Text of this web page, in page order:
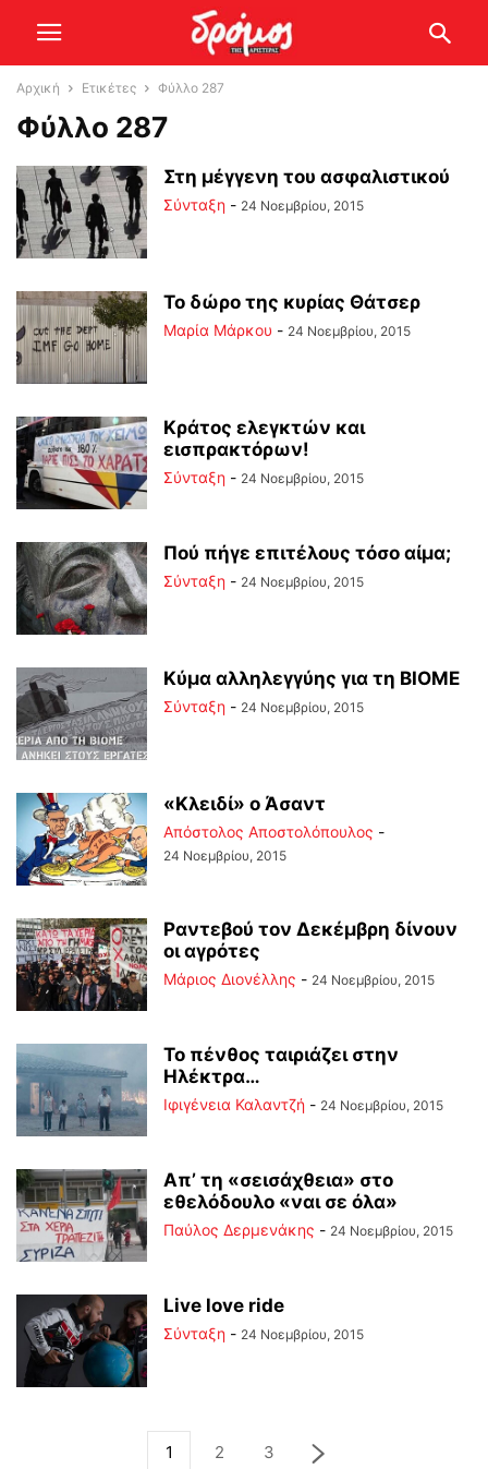
Αρχική Ετικέτες Φύλλο 287
Φύλλο 287
Στη μέγγενη του ασφαλιστικού
Σύνταξη - 24 Νοεμβρίου, 2015
Το δώρο της κυρίας Θάτσερ
Μαρία Μάρκου - 24 Νοεμβρίου, 2015
Κράτος ελεγκτών και
εισπρακτόρων!
Σύνταξη - 24 Νοεμβρίου, 2015
Πού πήγε επιτέλους τόσο αίμα;
Σύνταξη - 24 Νοεμβρίου, 2015
Κύμα αλληλεγγύης για τη ΒΙΟΜΕ
Σύνταξη - 24 Νοεμβρίου, 2015
«Κλειδί» ο Άσαντ
Απόστολος Αποστολόπουλος -
24 Νοεμβρίου, 2015
Ραντεβού τον Δεκέμβρη δίνουν
οι αγρότες
Μάριος Διονέλλης - 24 Νοεμβρίου, 2015
Το πένθος ταιριάζει στην
Ηλέκτρα…
Ιφιγένεια Καλαντζή - 24 Νοεμβρίου, 2015
Απ’ τη «σεισάχθεια» στο
εθελόδουλο «ναι σε όλα»
Παύλος Δερμενάκης - 24 Νοεμβρίου, 2015
Live love ride
Σύνταξη - 24 Νοεμβρίου, 2015
1 2 3